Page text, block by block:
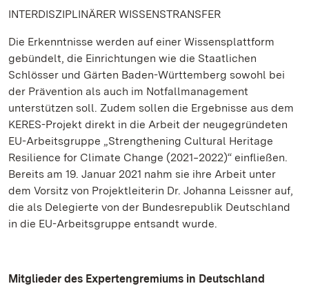
INTERDISZIPLINÄRER WISSENSTRANSFER
Die Erkenntnisse werden auf einer Wissensplattform
gebündelt, die Einrichtungen wie die Staatlichen
Schlösser und Gärten Baden-Württemberg sowohl bei
der Prävention als auch im Notfallmanagement
unterstützen soll. Zudem sollen die Ergebnisse aus dem
KERES-Projekt direkt in die Arbeit der neugegründeten
EU-Arbeitsgruppe „Strengthening Cultural Heritage
Resilience for Climate Change (2021‒2022)“ einfließen.
Bereits am 19. Januar 2021 nahm sie ihre Arbeit unter
dem Vorsitz von Projektleiterin Dr. Johanna Leissner auf,
die als Delegierte von der Bundesrepublik Deutschland
in die EU-Arbeitsgruppe entsandt wurde.
Mitglieder des Expertengremiums in Deutschland